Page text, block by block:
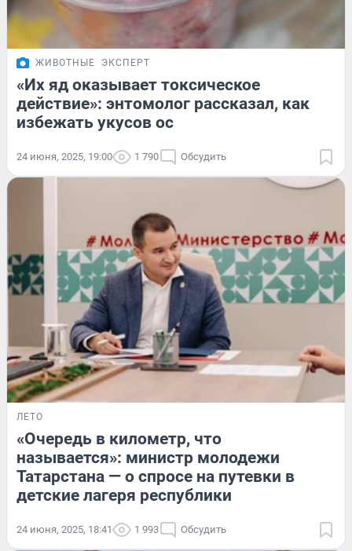
ЖИВОТНЫЕ ЭКСПЕРТ
«Их яд оказывает токсическое
действие»: энтомолог рассказал, как
избежать укусов ос
24 июня, 2025, 19:00 1 790 Обсудить
ЛЕТО
«Очередь в километр, что
называется»: министр молодежи
Татарстана — о спросе на путевки в
детские лагеря республики
24 июня, 2025, 18:41 1 993 Обсудить